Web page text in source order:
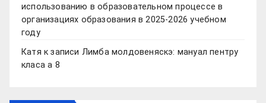
использованию в образовательном процессе в
организациях образования в 2025-2026 учебном
году
Катя к записи Лимба молдовеняскэ: мануал пентру
класа а 8